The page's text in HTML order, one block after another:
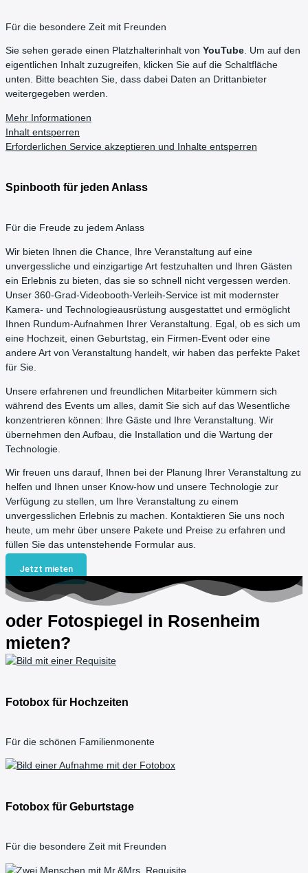
Für die besondere Zeit mit Freunden
Sie sehen gerade einen Platzhalterinhalt von YouTube. Um auf den
eigentlichen Inhalt zuzugreifen, klicken Sie auf die Schaltfläche
unten. Bitte beachten Sie, dass dabei Daten an Drittanbieter
weitergegeben werden.
Mehr Informationen
Inhalt entsperren
Erforderlichen Service akzeptieren und Inhalte entsperren
Spinbooth für jeden Anlass
Für die Freude zu jedem Anlass
Wir bieten Ihnen die Chance, Ihre Veranstaltung auf eine
unvergessliche und einzigartige Art festzuhalten und Ihren Gästen
ein Erlebnis zu bieten, das sie so schnell nicht vergessen werden.
Unser 360-Grad-Videobooth-Verleih-Service ist mit modernster
Kamera- und Technologieausrüstung ausgestattet und ermöglicht
Ihnen Rundum-Aufnahmen Ihrer Veranstaltung. Egal, ob es sich um
eine Hochzeit, einen Geburtstag, ein Firmen-Event oder eine
andere Art von Veranstaltung handelt, wir haben das perfekte Paket
für Sie.
Unsere erfahrenen und freundlichen Mitarbeiter kümmern sich
während des Events um alles, damit Sie sich auf das Wesentliche
konzentrieren können: Ihre Gäste und Ihre Veranstaltung. Wir
übernehmen den Aufbau, die Installation und die Wartung der
Technologie.
Wir freuen uns darauf, Ihnen bei der Planung Ihrer Veranstaltung zu
helfen und Ihnen unser Know-how und unsere Technologie zur
Verfügung zu stellen, um Ihre Veranstaltung zu einem
unvergesslichen Erlebnis zu machen. Kontaktieren Sie uns noch
heute, um mehr über unsere Pakete und Preise zu erfahren und
füllen Sie das untenstehende Formular aus.
Jetzt mieten
oder Fotospiegel in Rosenheim
mieten?
Fotobox für Hochzeiten
Für die schönen Familienmonente
Fotobox für Geburtstage
Für die besondere Zeit mit Freunden